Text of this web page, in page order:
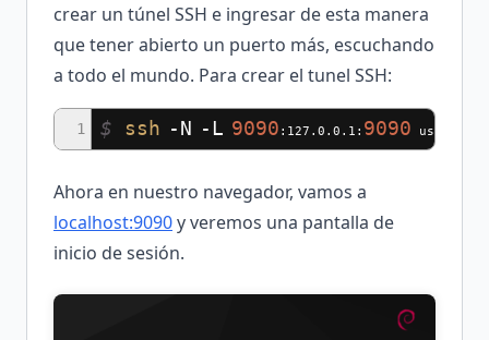
crear un túnel SSH e ingresar de esta manera
que tener abierto un puerto más, escuchando
a todo el mundo. Para crear el tunel SSH:
1 $ ssh -N -L 9090 :127.0.0.1: 9090 usuario
Ahora en nuestro navegador, vamos a
localhost:9090y veremos una pantalla de
inicio de sesión.